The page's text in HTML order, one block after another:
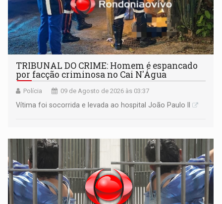
TRIBUNAL DO CRIME: Homem é espancado
por facção criminosa no Cai N'Água
Polícia 09 de Agosto de 2026 às 03:37
Vítima foi socorrida e levada ao hospital João Paulo II